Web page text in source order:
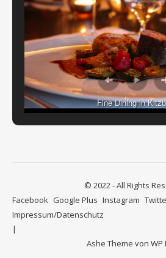
Fine Dining in
© 2022 - All Rights
Facebook Google Plus Instagram
Impressum/Datenschutz
Ashe Theme von WP